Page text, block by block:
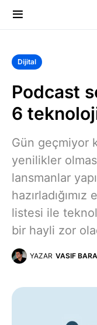
Dijital
Podcast
6
Gün geçmiyor
yenilikler
lansmanlar
listesi ile
bir hayli zor
YAZAR VASIF